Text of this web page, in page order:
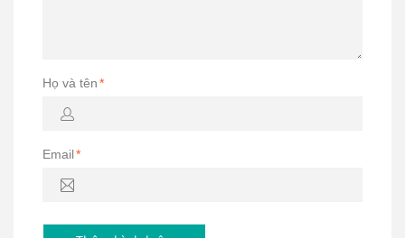
Họ và tên*
Email*